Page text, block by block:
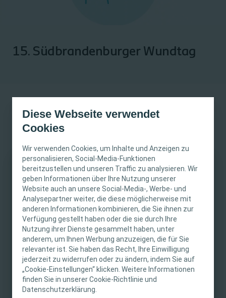
Diese Webseite verwendet
Cookies
Wir verwenden Cookies, um Inhalte und Anzeigen zu
personalisieren, Social-Media-Funktionen
bereitzustellen und unseren Traffic zu analysieren. Wir
geben Informationen über Ihre Nutzung unserer
Website auch an unsere Social-Media-, Werbe- und
Analysepartner weiter, die diese möglicherweise mit
anderen Informationen kombinieren, die Sie ihnen zur
Verfügung gestellt haben oder die sie durch Ihre
Nutzung ihrer Dienste gesammelt haben, unter
anderem, um Ihnen Werbung anzuzeigen, die für Sie
relevanter ist. Sie haben das Recht, Ihre Einwilligung
jederzeit zu widerrufen oder zu ändern, indem Sie auf
„Cookie-Einstellungen“ klicken. Weitere Informationen
finden Sie in unserer Cookie-Richtlinie und
Datenschutzerklärung.
WICHTIGER HINWEIS
Diese Website richtet sich nur an medizinisches
Fachpersonal. Der Inhalt der Website ist für
fachliche Informations- und Fortbildungszwecke
bestimmt. Coloplast bietet keinen individuellen
medizinischen Rat. Die Verantwortung für die
individuelle Patientenversorgung liegt beim
medizinischen Fachpersonal. Detaillierte
Produktinformationen zu den vorgestellten
Produkten, einschließlich Anwendungshinweise,
15. Südbrandenburger Wundtag
1. März 2025
01.03.2025; 07:30-
15:45
Sport- und
Mehrzweckhalle,
Waldhufenstraße 97,
Doberlug-Kirchhain
Kostenlos
Wundversorgung
Präsenz-Veranstaltung
8 ICW Punkte